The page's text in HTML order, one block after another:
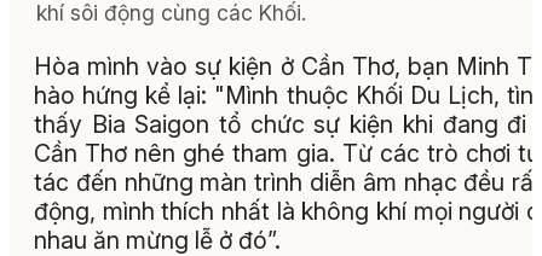
khí sôi động cùng các Khối.
Hòa mình vào sự kiện ở Cần Thơ, bạn Minh
hào hứng kể lại: "Mình thuộc Khối Du Lịch,
thấy Bia Saigon tổ chức sự kiện khi đang đi
Cần Thơ nên ghé tham gia. Từ các trò chơi
tác đến những màn trình diễn âm nhạc đều
động, mình thích nhất là không khí mọi người
nhau ăn mừng lễ ở đó”.